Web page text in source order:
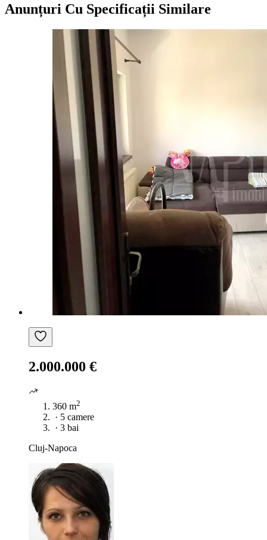
Anunțuri Cu Specificații Similare
2.000.000 €
360 m2
· 5 camere
· 3 bai
Cluj-Napoca